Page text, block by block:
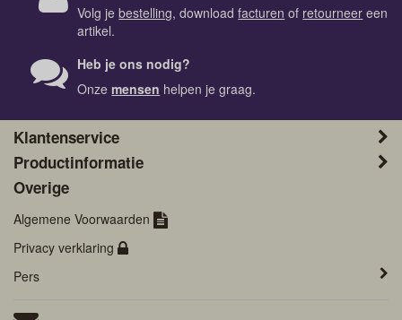
Volg jebestelling, downloadfacturen of retourneer een
artikel.
Heb je ons nodig?
Onzemensen helpen je graag.
Klantenservice
Productinformatie
Overige
Algemene Voorwaarden
Privacy verklaring
Pers